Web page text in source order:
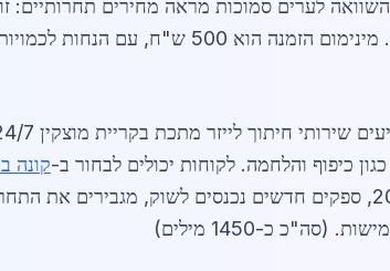
לכמויות גדולות מעל 5,000 ש"ח.
כגון כיפוף והלחמה. לקוחות יכולים לבחור ב-קונה
שאריות. השוק תחרותי, עם דגש על איכות ושירות מהיר. ב-2026, ספקים חדשים
כ-1450 מילים)